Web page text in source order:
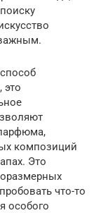
это
композиций
Это
что-то
особого